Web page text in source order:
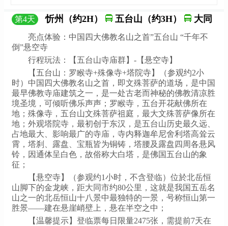
第4天 忻州（约2H） 五台山（约3H） 大同
亮点体验：中国四大佛教名山之首”五台山 “千年不
倒”悬空寺
行程玩法：【五台山寺庙群】-【悬空寺】
【五台山：罗睺寺+殊像寺+塔院寺】（参观约2小
时）中国四大佛教名山之首，即文殊菩萨的道场，是中国
最早佛教寺庙建筑之一，是一处古老而神秘的佛教清凉胜
境圣境，可倾听佛乐声声；罗睺寺，五台开花献佛所在
地；殊像寺，五台山文殊菩萨祖庭，最大文殊菩萨像所在
地；外观塔院寺，最初创于东汉，是五台山历史最久远、
占地最大、影响最广的寺庙，寺内释迦牟尼舍利塔高耸云
霄，塔刹、露盘、宝瓶皆为铜铸，塔腰及露盘四周各悬风
铃，因通体呈白色，故俗称大白塔，是佛国五台山的象
征；
【悬空寺】（参观约1小时，不含登临）位於北岳恒
山脚下的金龙峡，距大同市约80公里，这就是我国五岳名
山之一的北岳恒山十八景中最独特的一景，号称恒山第一
胜景——建在悬崖峭壁上，悬在半空之中；
【温馨提示】登临票每日限量2475张，需提前7天在